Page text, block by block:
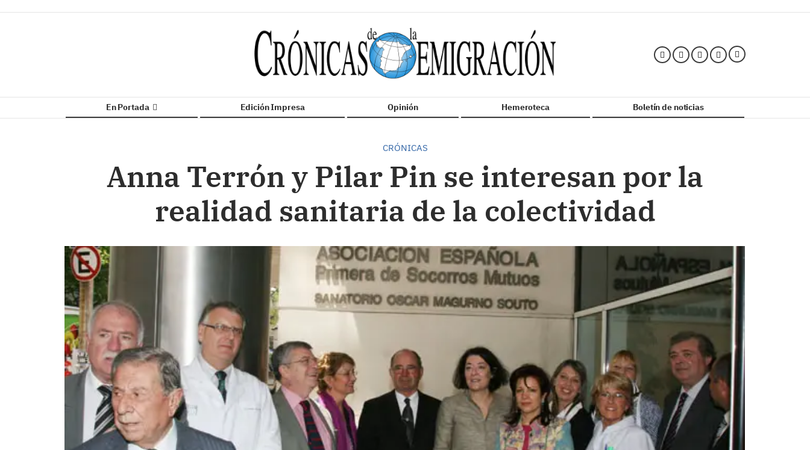
En Portada Edición Impresa Opinión Hemeroteca Boletín de noticias
CRÓNICAS
Anna Terrón y Pilar Pin se interesan por la
realidad sanitaria de la colectividad